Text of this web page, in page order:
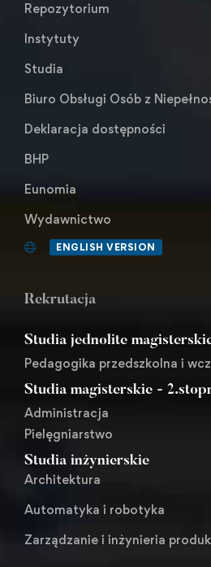
Repozytorium
Instytuty
Studia
Biuro Obsługi Osób z
Deklaracja dostępności
BHP
Eunomia
Wydawnictwo
ENGLISH VERSION
Rekrutacja
Studia jednolite
Pedagogika przedszkolna i
Studia magisterskie -
Administracja
Pielęgniarstwo
Studia inżynierskie
Architektura
Automatyka i robotyka
Zarządzanie i inżynieria